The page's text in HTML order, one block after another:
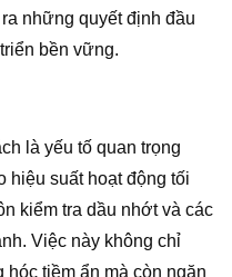
những quyết định đầu
bền vững.
là yếu tố quan trọng
hiệu suất hoạt động tối
kiểm tra dầu nhớt và các
Việc này không chỉ
tiềm ẩn mà còn ngăn